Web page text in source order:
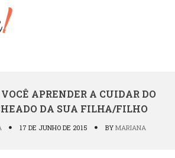
APRENDER A CUIDAR DO
DA SUA FILHA/FILHO
17 DE JUNHO DE 2015 BY MARIANA